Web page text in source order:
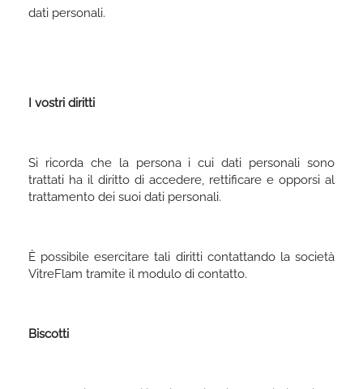
dati personali.
I vostri diritti
Si ricorda che la persona i cui dati personali sono
trattati ha il diritto di accedere, rettificare e opporsi al
trattamento dei suoi dati personali.
È possibile esercitare tali diritti contattando la società
VitreFlam tramite il modulo di contatto.
Biscotti